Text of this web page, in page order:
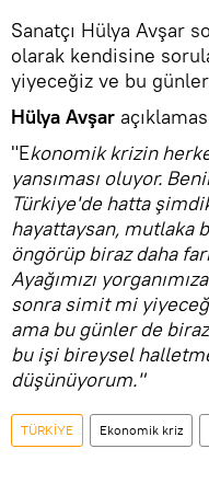
Sanatçı Hülya Avşar
olarak kendisine
yiyeceğiz ve bu
Hülya Avşar
"Ekonomik krizin
yansıması oluyor.
Türkiye'de hatta
hayattaysan, mutlaka
öngörüp biraz daha
Ayağımızı
sonra simit mi
ama bu günler de
bu işi bireysel
düşünüyorum."
TÜRKİYE Ekonomik kriz